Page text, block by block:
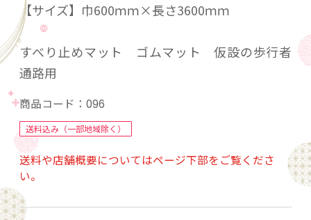
【サイズ】巾600ｍｍ×長さ3600ｍｍ
すべり止めマット ゴムマット 仮設の歩行者
通路用
商品コード： 096
送料込み（一部地域除く）
送料や店舗概要についてはページ下部をご覧くださ
い。